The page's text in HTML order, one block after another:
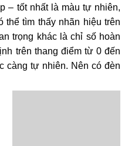
– tốt nhất là màu tự nhiên,
thể tìm thấy nhãn hiệu trên
trọng khác là chỉ số hoàn
trên thang điểm từ 0 đến
càng tự nhiên. Nên có đèn